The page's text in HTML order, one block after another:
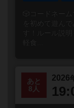
🎲コードネーム
を初めて遊ん
す！ルール説
軽食...
あと
8人
2026